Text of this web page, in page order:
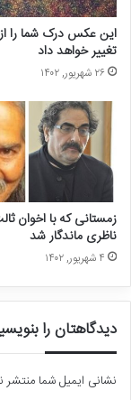
این عکس درک شما را
تغییر خواهد داد
۲۶ شهریور, ۱۴۰۲
زمستانی که با اخوان
ناظری ماندگار شد
۴ شهریور, ۱۴۰۲
دیدگاهتان را
نشانی ایمیل شما